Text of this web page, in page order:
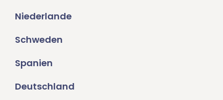
Niederlande
Schweden
Spanien
Deutschland